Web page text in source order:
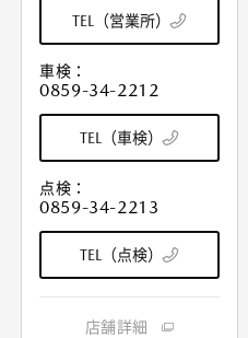
TEL（営業所）
車検：
0859-34-2212
TEL（車検）
点検：
0859-34-2213
TEL（点検）
店舗詳細